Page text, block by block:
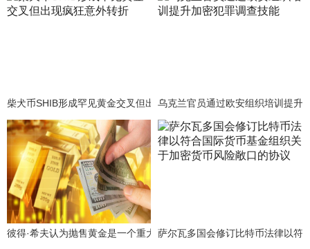
柴犬币SHIB形成罕见黄金交叉但出现疯狂意外转折乌克兰官员通过欧安组织培训提升
彼得·希夫认为抛售黄金是一个重大失误，并指出随着通胀上升，黄金
萨尔瓦多国会修订比特币法律以符